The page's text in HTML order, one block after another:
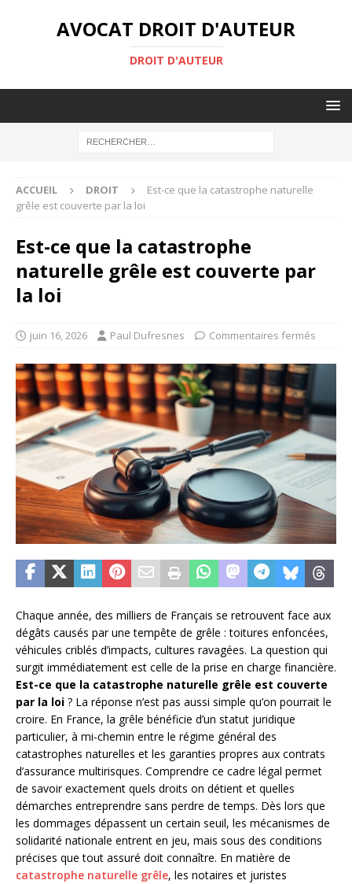
AVOCAT DROIT D'AUTEUR
DROIT D'AUTEUR
ACCUEIL DROIT
Est-ce que la catastrophe naturelle
grêle est couverte par la loi
Est-ce que la catastrophe
naturelle grêle est couverte par
la loi
juin 16, 2026 Paul Dufresnes Commentaires fermés
Chaque année, des milliers de Français se retrouvent face aux
dégâts causés par une tempête de grêle : toitures enfoncées,
véhicules criblés d’impacts, cultures ravagées. La question qui
surgit immédiatement est celle de la prise en charge financière.
Est-ce que la catastrophe naturelle grêle est couverte
par la loi ? La réponse n’est pas aussi simple qu’on pourrait le
croire. En France, la grêle bénéficie d’un statut juridique
particulier, à mi-chemin entre le régime général des
catastrophes naturelles et les garanties propres aux contrats
d’assurance multirisques. Comprendre ce cadre légal permet
de savoir exactement quels droits on détient et quelles
démarches entreprendre sans perdre de temps. Dès lors que
les dommages dépassent un certain seuil, les mécanismes de
solidarité nationale entrent en jeu, mais sous des conditions
précises que tout assuré doit connaître. En matière de
catastrophe naturelle grêle, les notaires et juristes